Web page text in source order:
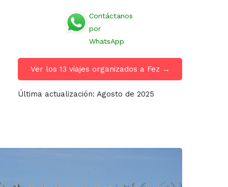
Contáctanos
por
WhatsApp
Ver los 13 viajes organizados a Fez →
Última actualización: Agosto de 2025